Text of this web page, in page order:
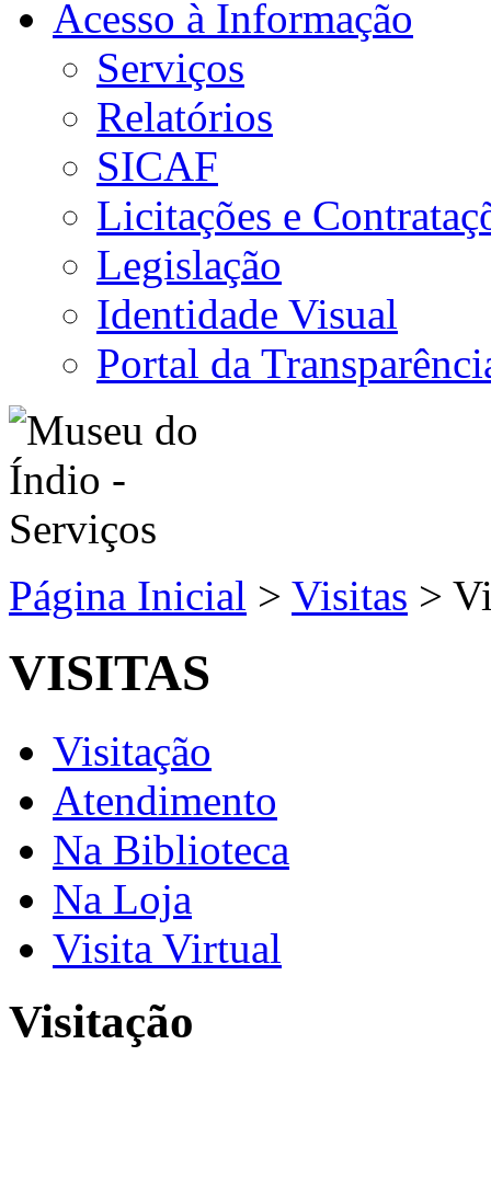
Acesso à Informação
Serviços
Relatórios
SICAF
Licitações e
Legislação
Identidade Visual
Portal da
Página Inicial > Visitas >
VISITAS
Visitação
Atendimento
Na Biblioteca
Na Loja
Visita Virtual
Visitação